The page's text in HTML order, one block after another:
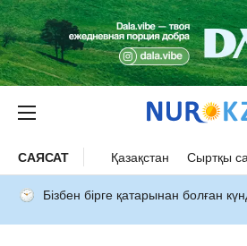
САЯСАТ Қазақстан Сыртқы
Бізбен бірге қатарынан болған